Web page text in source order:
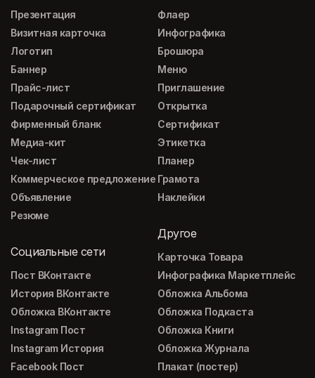
Презентация
Визитная карточка
Логотип
Баннер
Прайс-лист
Подарочный сертификат
Фирменный бланк
Медиа-кит
Чек-лист
Коммерческое предложение
Объявление
Резюме
Социальные сети
Пост ВКонтакте
История ВКонтакте
Обложка ВКонтакте
Instagram Пост
Instagram История
Facebook Пост
Флаер
Инфографика
Брошюра
Меню
Приглашение
Открытка
Сертификат
Этикетка
Планер
Грамота
Наклейки
Другое
Карточка Товара
Инфографика Маркетплейс
Обложка Альбома
Обложка Подкаста
Обложка Книги
Обложка Журнала
Плакат (постер)